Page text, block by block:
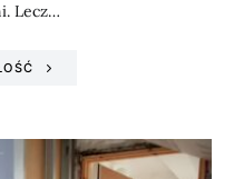
Lecz…